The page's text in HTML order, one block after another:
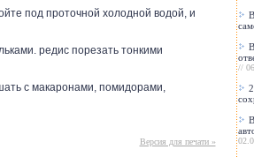
под проточной холодной водой, и
редис порезать тонкими
с макаронами, помидорами,
Версия для печати »
//